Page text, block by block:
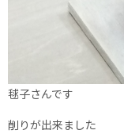
毬子さんです
削りが出来ました